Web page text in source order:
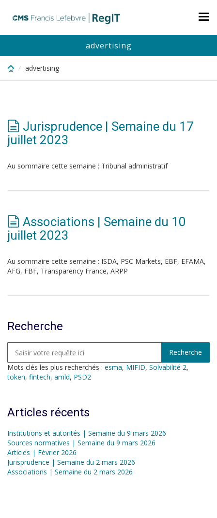
content
advertising
advertising
Jurisprudence | Semaine du 17
juillet 2023
Au sommaire cette semaine : Tribunal administratif
Associations | Semaine du 10
juillet 2023
Au sommaire cette semaine : ISDA, PSC Markets, EBF, EFAMA,
AFG, FBF, Transparency France, ARPP
Recherche
Mots clés les plus recherchés : esma, MIFID, Solvabilité 2,
token, fintech, amld, PSD2
Articles récents
Institutions et autorités | Semaine du 9 mars 2026
Sources normatives | Semaine du 9 mars 2026
Articles | Février 2026
Jurisprudence | Semaine du 2 mars 2026
Associations | Semaine du 2 mars 2026